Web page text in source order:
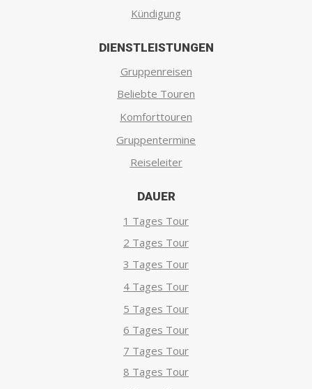
Kündigung
DIENSTLEISTUNGEN
Gruppenreisen
Beliebte Touren
Komforttouren
Gruppentermine
Reiseleiter
DAUER
1 Tages Tour
2 Tages Tour
3 Tages Tour
4 Tages Tour
5 Tages Tour
6 Tages Tour
7 Tages Tour
8 Tages Tour